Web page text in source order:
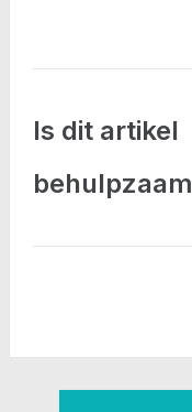
Is dit artikel